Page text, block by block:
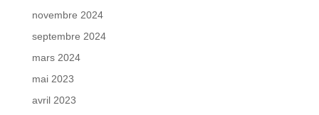
novembre 2024
septembre 2024
mars 2024
mai 2023
avril 2023